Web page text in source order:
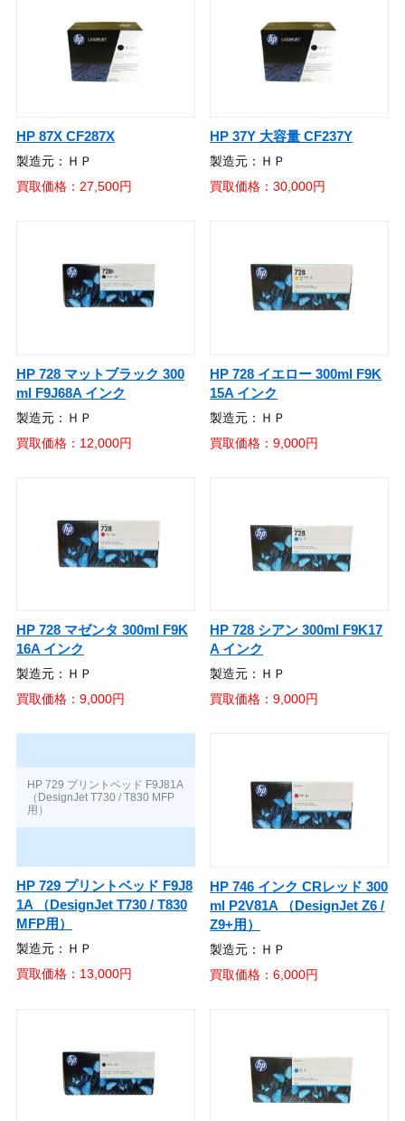
HP 87X CF287X
製造元：ＨＰ
買取価格：27,500円
HP 37Y 大容量 CF237Y
製造元：ＨＰ
買取価格：30,000円
HP 728 マットブラック 300
ml F9J68A インク
製造元：ＨＰ
買取価格：12,000円
HP 728 イエロー 300ml F9K
15A インク
製造元：ＨＰ
買取価格：9,000円
HP 728 マゼンタ 300ml F9K
16A インク
製造元：ＨＰ
買取価格：9,000円
HP 728 シアン 300ml F9K17
A インク
製造元：ＨＰ
買取価格：9,000円
HP 729 プリントベッド F9J8
1A （DesignJet T730 / T830
MFP用）
製造元：ＨＰ
買取価格：13,000円
HP 746 インク CRレッド 300
ml P2V81A （DesignJet Z6 /
Z9+用）
製造元：ＨＰ
買取価格：6,000円